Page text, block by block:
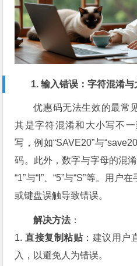
1. 输入错误：字符混淆与
优惠码无法生效的最常
其是字符混淆和大小写不
写，例如“SAVE20”与
码。此外，数字与字母的混淆
“1”与“l”、“5”与“S”等。用户
或键盘误触导致错误。
解决方法：
1. 直接复制粘贴：建议用户
入，以避免人为错误。